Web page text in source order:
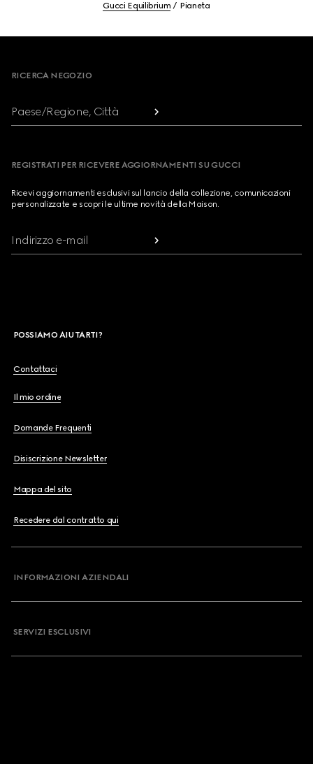
Gucci Equilibrium Pianeta
RICERCA NEGOZIO
Paese/Regione, Città
REGISTRATI PER RICEVERE AGGIORNAMENTI SU GUCCI
Ricevi aggiornamenti esclusivi sul lancio della collezione, comunicazioni
personalizzate e scopri le ultime novità della Maison.
Indirizzo e-mail
POSSIAMO AIUTARTI?
Contattaci
Il mio ordine
Domande Frequenti
Disiscrizione Newsletter
Mappa del sito
Recedere dal contratto qui
INFORMAZIONI AZIENDALI
SERVIZI ESCLUSIVI